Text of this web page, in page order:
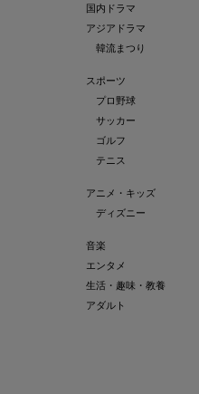
国内ドラマ
アジアドラマ
韓流まつり
スポーツ
プロ野球
サッカー
ゴルフ
テニス
アニメ・キッズ
ディズニー
音楽
エンタメ
生活・趣味・教養
アダルト